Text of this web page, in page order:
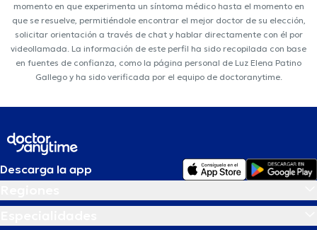
momento en que experimenta un síntoma médico hasta el momento en
que se resuelve, permitiéndole encontrar el mejor doctor de su elección,
solicitar orientación a través de chat y hablar directamente con él por
videollamada. La información de este perfil ha sido recopilada con base
en fuentes de confianza, como la página personal de Luz Elena Patino
Gallego y ha sido verificada por el equipo de doctoranytime.
Descarga la app